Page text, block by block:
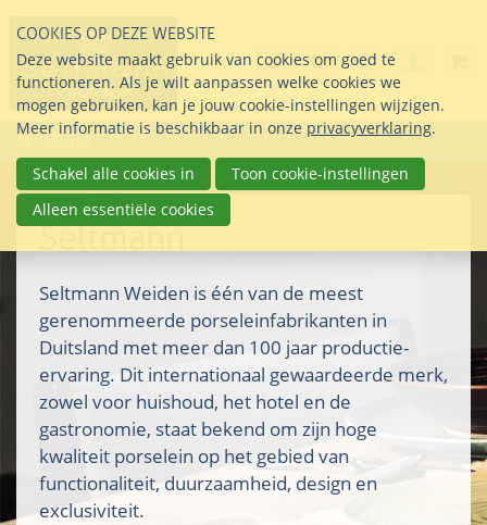
links
over
Direct
naar
inhoud
Direct
naar
het
info@seltmann-
Stel uw vraag
085 76 07 000
Search
Menu
Seltmann
Seltmann Weiden is één van de meest
gerenommeerde porseleinfabrikanten in
Duitsland met meer dan 100 jaar productie-
ervaring. Dit internationaal gewaardeerde merk,
zowel voor huishoud, het hotel en de
gastronomie, staat bekend om zijn hoge
kwaliteit porselein op het gebied van
functionaliteit, duurzaamheid, design en
exclusiviteit.
COOKIES OP DEZE WEBSITE
Deze website maakt gebruik van cookies om goed te
functioneren. Als je wilt aanpassen welke cookies we
mogen gebruiken, kan je jouw cookie-instellingen wijzigen.
Meer informatie is beschikbaar in onze privacyverklaring.
Schakel alle cookies in
Toon cookie-instellingen
Alleen essentiële cookies